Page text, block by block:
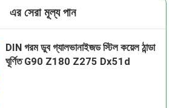
এর সেরা মূল্য পান
DIN গরম ডুব গ্যালভানাইজড স্টিল কয়েল ঠান্ডা
ঘূর্ণিত G90 Z180 Z275 Dx51d